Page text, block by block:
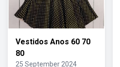
Vestidos Anos 60 70
80
25 September 2024